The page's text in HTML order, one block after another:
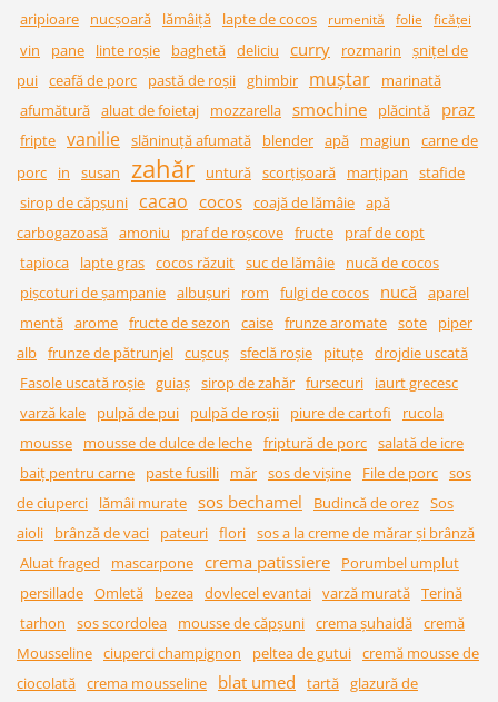
aripioare
nucșoară lămâiță lapte de cocos rumenită folie ficăţei
vin pane linte roșie baghetă deliciu curry rozmarin
șnițel de
pui ceafă de porc pastă de roșii ghimbir muștar
marinată
afumătură aluat de foietaj mozzarella smochine plăcintă praz
fripte vanilie slăninuță afumată blender apă magiun
carne de
porc
in susan zahăr untură scorțișoară marțipan
stafide
sirop de căpșuni
cacao cocos coajă de lămâie apă
carbogazoasă amoniu praf de roșcove fructe
praf de copt
tapioca
lapte gras cocos răzuit suc de lămâie
nucă de cocos
pișcoturi de șampanie albușuri rom fulgi de cocos nucă aparel
mentă arome fructe de sezon caise frunze aromate sote
piper
alb frunze de pătrunjel cușcuș sfeclă roșie pituțe drojdie uscată
Fasole uscată roșie guiaș sirop de zahăr fursecuri
iaurt grecesc
varză kale
pulpă de pui pulpă de roșii piure de cartofi
rucola
mousse
mousse de dulce de leche friptură de porc salată de icre
baiț pentru carne
paste fusilli măr sos de vișine File de porc sos
de ciuperci
lămâi murate sos bechamel Budincă de orez Sos
aioli
brânză de vaci pateuri flori sos a la creme de mărar și brânză
Aluat fraged
mascarpone crema patissiere
Porumbel umplut
persillade Omletă bezea dovlecel evantai varză murată Terină
tarhon
sos scordolea mousse de căpșuni crema șuhaidă cremă
Mousseline ciuperci champignon peltea de gutui cremă mousse de
ciocolată crema mousseline blat umed tartă glazură de